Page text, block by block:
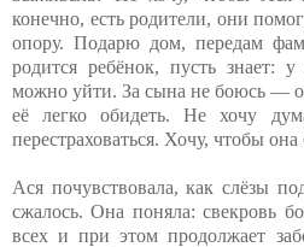
конечно, есть родители, они
опору. Подарю дом, передам
родится ребёнок, пусть знает:
можно уйти. За сына не боюсь —
её легко обидеть. Не хочу
перестраховаться. Хочу, чтобы
Ася почувствовала, как слёзы
сжалось. Она поняла: свекровь
всех и при этом продолжает